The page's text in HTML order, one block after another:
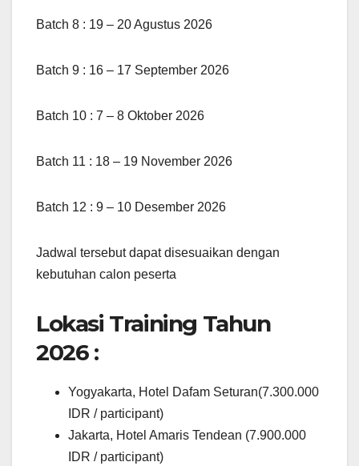
Batch 8 : 19 – 20 Agustus 2026
Batch 9 : 16 – 17 September 2026
Batch 10 : 7 – 8 Oktober 2026
Batch 11 : 18 – 19 November 2026
Batch 12 : 9 – 10 Desember 2026
Jadwal tersebut dapat disesuaikan dengan
kebutuhan calon peserta
Lokasi Training Tahun
2026 :
Yogyakarta, Hotel Dafam Seturan(7.300.000
IDR / participant)
Jakarta, Hotel Amaris Tendean (7.900.000
IDR / participant)